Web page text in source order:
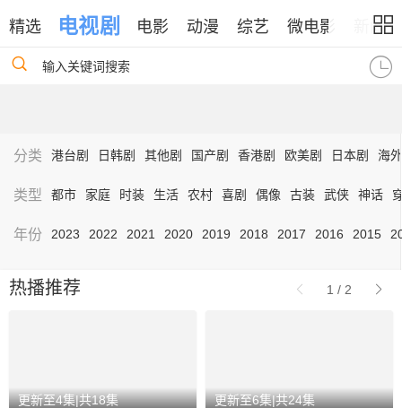
精选 电视剧 电影 动漫 综艺 微电影 新闻
输入关键词搜索
分类 港台剧 日韩剧 其他剧 国产剧 香港剧 欧美剧 日本剧 海
类型 都市 家庭 时装 生活 农村 喜剧 偶像 古装 武侠 神话
年份 2023 2022 2021 2020 2019 2018 2017 2016 2015
热播推荐 1 / 2
更新至4集|共18集 更新至6集|共24集